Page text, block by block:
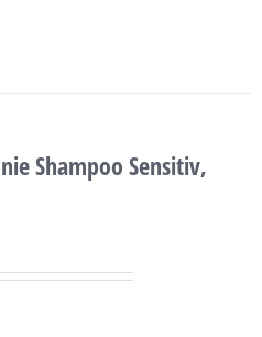
Shampoo Sensitiv,